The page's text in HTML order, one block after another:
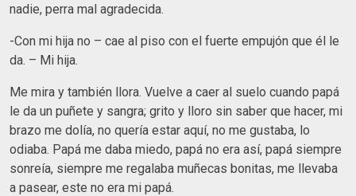
nadie, perra mal agradecida.
-Con mi hija no – cae al piso con el fuerte empujón que él le
da. – Mi hija.
Me mira y también llora. Vuelve a caer al suelo cuando papá
le da un puñete y sangra; grito y lloro sin saber que hacer, mi
brazo me dolía, no quería estar aquí, no me gustaba, lo
odiaba. Papá me daba miedo, papá no era así, papá siempre
sonreía, siempre me regalaba muñecas bonitas, me llevaba
a pasear, este no era mi papá.